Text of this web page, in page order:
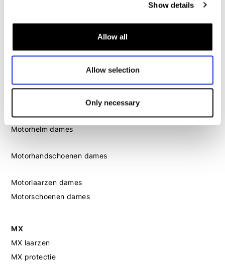
Show details
Allow all
Allow selection
Only necessary
Motorbroek dames
Motorjeans dames
Motor leggings dames
Motorhelm dames
Motorhandschoenen dames
Motorlaarzen dames
Motorschoenen dames
MX
MX laarzen
MX protectie